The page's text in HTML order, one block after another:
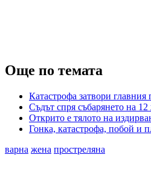
Още по темата
Катастрофа затвори
Съдът спря събарянето на
Открито е тялото на
Гонка, катастрофа, побой и
варна жена простреляна